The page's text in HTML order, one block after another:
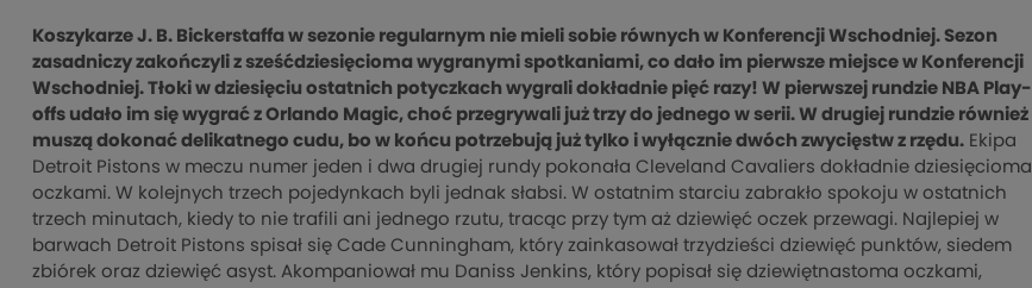
Koszykarze J. B. Bickerstaffa w sezonie regularnym nie mieli sobie równych w Konferencji Wschodniej. Sezon
zasadniczy zakończyli z sześćdziesięcioma wygranymi spotkaniami, co dało im pierwsze miejsce w Konferencji
Wschodniej. Tłoki w dziesięciu ostatnich potyczkach wygrali dokładnie pięć razy! W pierwszej rundzie NBA Play-
offs udało im się wygrać z Orlando Magic, choć przegrywali już trzy do jednego w serii. W drugiej rundzie również
muszą dokonać delikatnego cudu, bo w końcu potrzebują już tylko i wyłącznie dwóch zwycięstw z rzędu. Ekipa
Detroit Pistons w meczu numer jeden i dwa drugiej rundy pokonała Cleveland Cavaliers dokładnie dziesięcioma
oczkami. W kolejnych trzech pojedynkach byli jednak słabsi. W ostatnim starciu zabrakło spokoju w ostatnich
trzech minutach, kiedy to nie trafili ani jednego rzutu, tracąc przy tym aż dziewięć oczek przewagi. Najlepiej w
barwach Detroit Pistons spisał się Cade Cunningham, który zainkasował trzydzieści dziewięć punktów, siedem
zbiórek oraz dziewięć asyst. Akompaniował mu Daniss Jenkins, który popisał się dziewiętnastoma oczkami,